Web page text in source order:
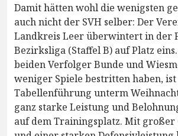
Damit hätten wohl die wenigsten
auch nicht der SVH selber: Der
Landkreis Leer überwintert in der
Bezirksliga (Staffel B) auf Platz
beiden Verfolger Bunde und
weniger Spiele bestritten haben, ist
Tabellenführung unterm
ganz starke Leistung und
auf dem Trainingsplatz. Mit großer